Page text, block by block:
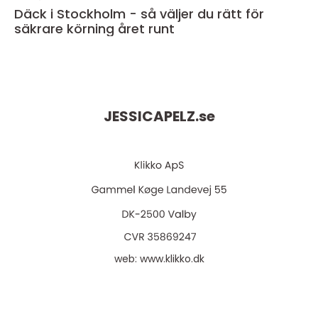
Däck i Stockholm - så väljer du rätt för
säkrare körning året runt
JESSICAPELZ.se
web: www.klikko.dk